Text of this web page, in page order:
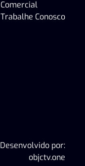
Comercial
Trabalhe Conosco
Desenvolvido por:
objctv.one